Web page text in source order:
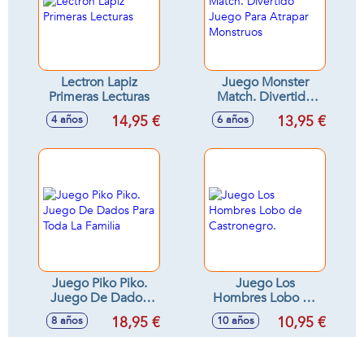
Lectron Lapiz
Primeras Lecturas
4 años 14,95 €
Juego Monster
Match. Divertido
Juego Para Atrapar
Monstruos
6 años 13,95 €
Juego Piko Piko.
Juego De Dados
Para Toda La
Familia
8 años 18,95 €
Juego Los
Hombres Lobo de
Castronegro.
10 años 10,95 €